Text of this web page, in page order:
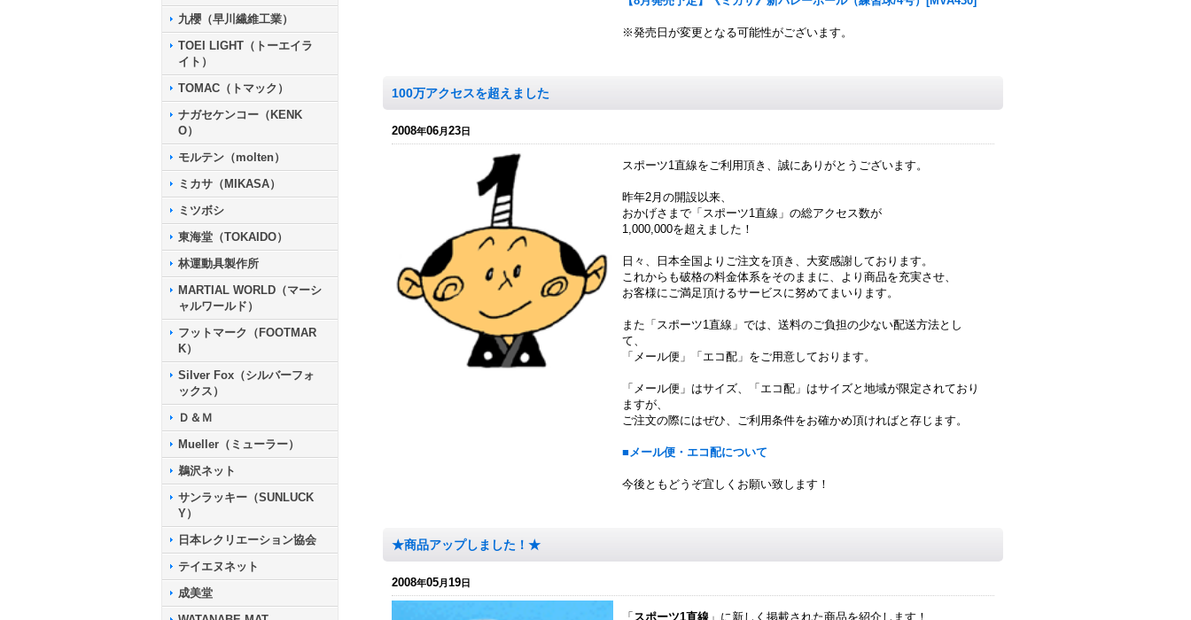
九櫻（早川繊維工業）
TOEI LIGHT（トーエイラ
イト）
TOMAC（トマック）
ナガセケンコー（KENK
O）
モルテン（molten）
ミカサ（MIKASA）
ミツボシ
東海堂（TOKAIDO）
林運動具製作所
MARTIAL WORLD（マーシ
ャルワールド）
フットマーク（FOOTMAR
K）
Silver Fox（シルバーフォ
ックス）
Ｄ＆Ｍ
Mueller（ミューラー）
鵜沢ネット
サンラッキー（SUNLUCK
Y）
日本レクリエーション協会
テイエヌネット
成美堂
※発売日が変更となる可能性がございます。
100万アクセスを超えました
2008年06月23日
スポーツ1直線をご利用頂き、誠にありがとうございます。
昨年2月の開設以来、
おかげさまで「スポーツ1直線」の総アクセス数が
1,000,000を超えました！
日々、日本全国よりご注文を頂き、大変感謝しております。
これからも破格の料金体系をそのままに、より商品を充実させ、
お客様にご満足頂けるサービスに努めてまいります。
また「スポーツ1直線」では、送料のご負担の少ない配送方法とし
て、
「メール便」「エコ配」をご用意しております。
「メール便」はサイズ、「エコ配」はサイズと地域が限定されており
ますが、
ご注文の際にはぜひ、ご利用条件をお確かめ頂ければと存じます。
■メール便・エコ配について
今後ともどうぞ宜しくお願い致します！
★商品アップしました！★
2008年05月19日
「 スポーツ1直線 」に新しく掲載された商品を紹介します！